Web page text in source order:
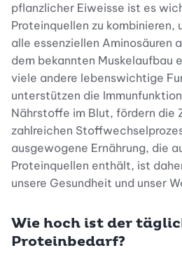
pflanzlicher Eiweisse ist es
Proteinquellen zu kombinieren,
alle essenziellen Aminosäuren
dem bekannten Muskelaufbau
viele andere lebenswichtige
unterstützen die
Nährstoffe im Blut, fördern die
zahlreichen
ausgewogene Ernährung, die
Proteinquellen enthält, ist
unsere Gesundheit und unser
Wie hoch ist der
Proteinbedarf?